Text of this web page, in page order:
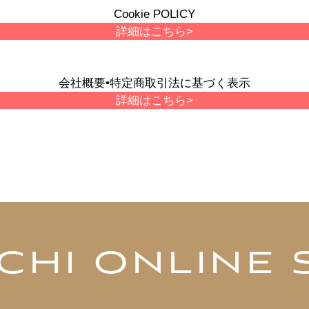
Cookie POLICY
詳細はこちら>
会社概要•特定商取引法に基づく表示
詳細はこちら>
ONLINE